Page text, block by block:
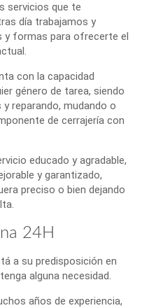
servicios que te
día trabajamos y
y formas para ofrecerte el
con la capacidad
género de tarea, siendo
reparando, mudando o
de cerrajería con
educado y agradable,
y garantizado,
preciso o bien dejando
24H
a su predisposición en
alguna necesidad.
años de experiencia,